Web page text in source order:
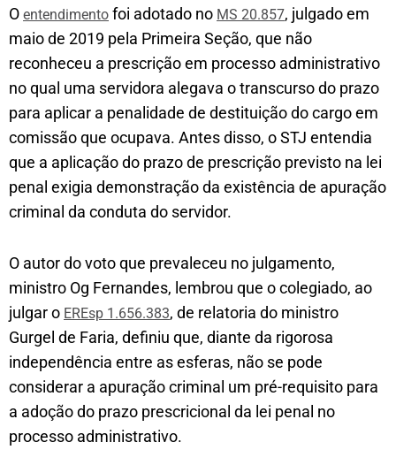
O entendimento foi adotado no MS 20.857, julgado em
maio de 2019 pela Primeira Seção, que não
reconheceu a prescrição em processo administrativo
no qual uma servidora alegava o transcurso do prazo
para aplicar a penalidade de destituição do cargo em
comissão que ocupava. Antes disso, o STJ entendia
que a aplicação do prazo de prescrição previsto na lei
penal exigia demonstração da existência de apuração
criminal da conduta do servidor.
O autor do voto que prevaleceu no julgamento,
ministro Og Fernandes, lembrou que o colegiado, ao
julgar o EREsp 1.656.383, de relatoria do ministro
Gurgel de Faria, definiu que, diante da rigorosa
independência entre as esferas, não se pode
considerar a apuração criminal um pré-requisito para
a adoção do prazo prescricional da lei penal no
processo administrativo.